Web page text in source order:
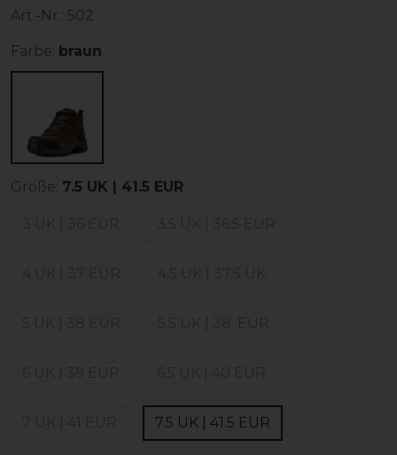
Art.-Nr.: 502
Farbe: braun
Größe: 7.5 UK | 41.5 EUR
7.5 UK | 41.5 EUR